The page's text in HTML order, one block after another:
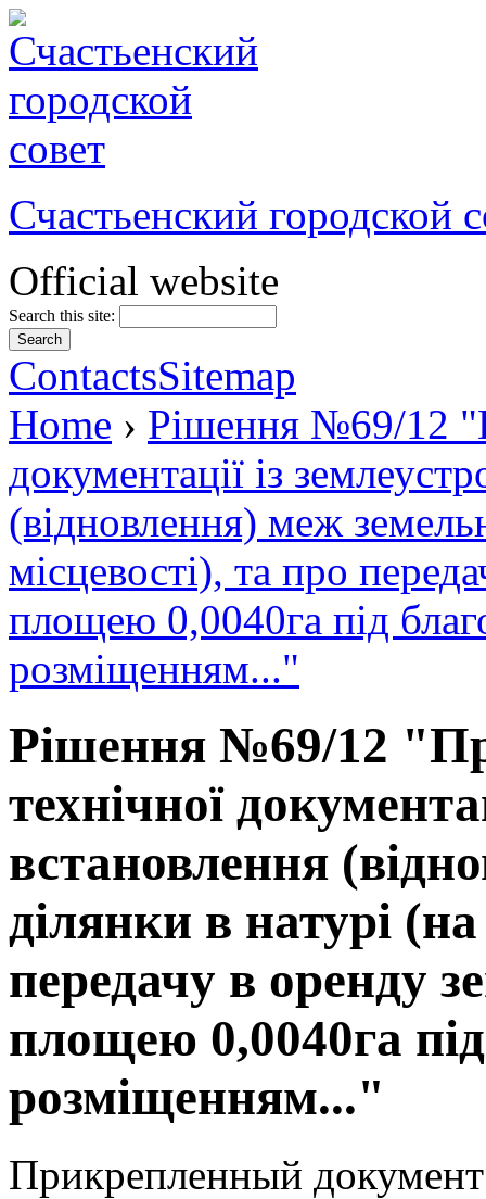
Счастьенский городской
Official website
Search this site:
ContactsSitemap
Home › Рішення №69/12
документації із
(відновлення) меж
місцевості), та про
площею 0,0040га під
розміщенням..."
Рішення №69/12
технічної
встановлення
ділянки в натурі
передачу в оренду
площею 0,0040га
розміщенням..."
Прикрепленный